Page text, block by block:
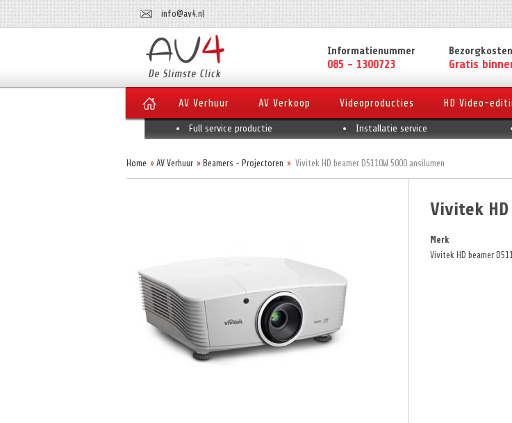
info@av4.nl
Informatienummer Bezorgkosten
085 - 1300723 Gratis
AV Verhuur AV Verkoop Videoproducties HD Video-
Full service productie Installatie service
Home AV Verhuur Beamers - Projectoren Vivitek HD beamer D5110W 5000 ansilumen
Vivitek HD
Merk
Vivitek HD beamer